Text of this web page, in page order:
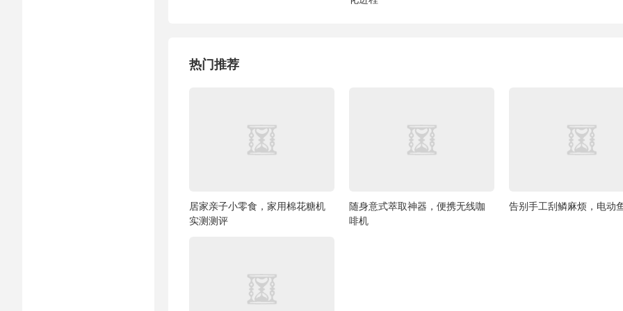
热门推荐
居家亲子小零食，家用棉花糖机
实测测评
随身意式萃取神器，便携无线咖
啡机
告别手工刮鳞麻烦，电动